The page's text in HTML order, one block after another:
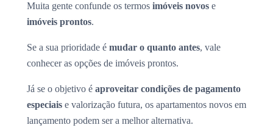
Muita gente confunde os termos imóveis novos e
imóveis prontos.
Se a sua prioridade é mudar o quanto antes, vale
conhecer as opções de imóveis prontos.
Já se o objetivo é aproveitar condições de pagamento
especiais e valorização futura, os apartamentos novos em
lançamento podem ser a melhor alternativa.